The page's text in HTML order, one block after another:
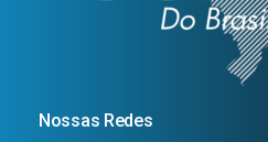
Nossas Redes